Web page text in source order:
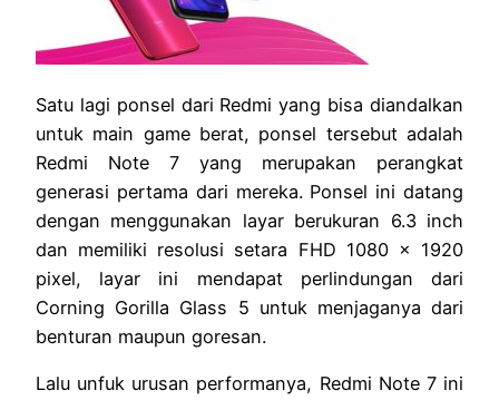
Satu lagi ponsel dari Redmi yang bisa diandalkan
untuk main game berat, ponsel tersebut adalah
Redmi Note 7 yang merupakan perangkat
generasi pertama dari mereka. Ponsel ini datang
dengan menggunakan layar berukuran 6.3 inch
dan memiliki resolusi setara FHD 1080 x 1920
pixel, layar ini mendapat perlindungan dari
Corning Gorilla Glass 5 untuk menjaganya dari
benturan maupun goresan.
Lalu unfuk urusan performanya, Redmi Note 7 ini